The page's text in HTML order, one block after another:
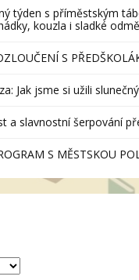
týden s příměstským
kouzla i sladké
S
Jak jsme si užili
a slavnostní šerpování
S MĚSTSKOU